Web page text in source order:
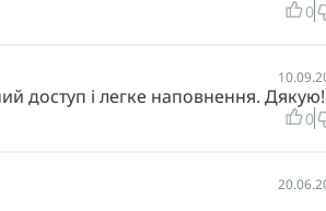
функциональным. Приобретая
и эффективность. Если у вас есть
0
доступ і легке наповнення. Дякую!
0